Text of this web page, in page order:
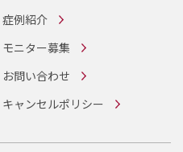
症例紹介
モニター募集
お問い合わせ
キャンセルポリシー